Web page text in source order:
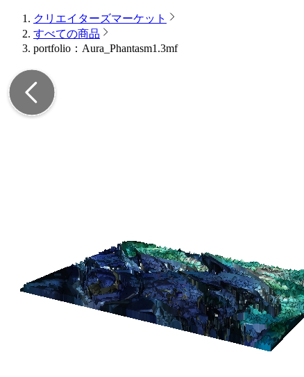
クリエイターズマーケット
すべての商品
portfolio：Aura_Phantasm1.3mf